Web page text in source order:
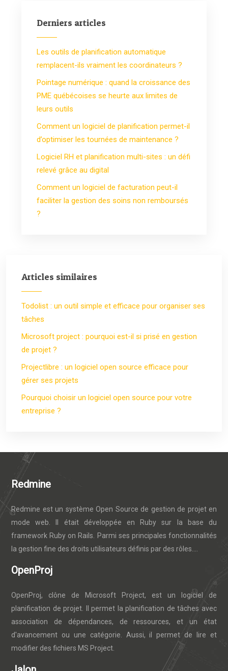
Derniers articles
Les outils de planification automatique
remplacent-ils vraiment les coordinateurs ?
Pointage numérique : quand la croissance des
PME québécoises se heurte aux limites de
leurs outils
Comment un logiciel de planification permet-il
d’optimiser les tournées de maintenance ?
Logiciel RH et planification multi-sites : un défi
relevé grâce au digital
Comment un logiciel de facturation peut-il
faciliter la gestion des soins non remboursés
?
Articles similaires
Todolist : un outil simple et efficace pour organiser ses
tâches
Microsoft project : pourquoi est-il si prisé en gestion
de projet ?
Projectlibre : un logiciel open source efficace pour
gérer ses projets
Pourquoi choisir un logiciel open source pour votre
entreprise ?
Redmine
Redmine est un système Open Source de gestion de projet en
mode web. Il était développée en Ruby sur la base du
framework Ruby on Rails. Parmi ses principales fonctionnalités
la gestion fine des droits utilisateurs définis par des rôles....
OpenProj
OpenProj, clône de Microsoft Project, est un logiciel de
planification de projet. Il permet la planification de tâches avec
association de dépendances, de ressources, et un état
d'avancement ou une catégorie. Aussi, il permet de lire et
modifier des fichiers MS Project.